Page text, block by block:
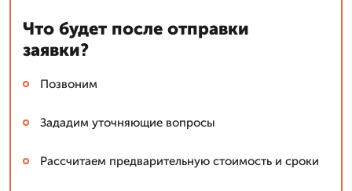
Что будет после отправки
заявки?
Позвоним
Зададим уточняющие вопросы
Рассчитаем предварительную стоимость и сроки